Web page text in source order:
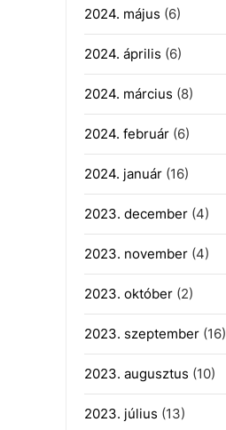
2024. május (6)
2024. április (6)
2024. március (8)
2024. február(6)
2024. január(16)
2023. december(4)
2023. november(4)
2023. október(2)
2023. szeptember(16)
2023. augusztus (10)
2023. július (13)